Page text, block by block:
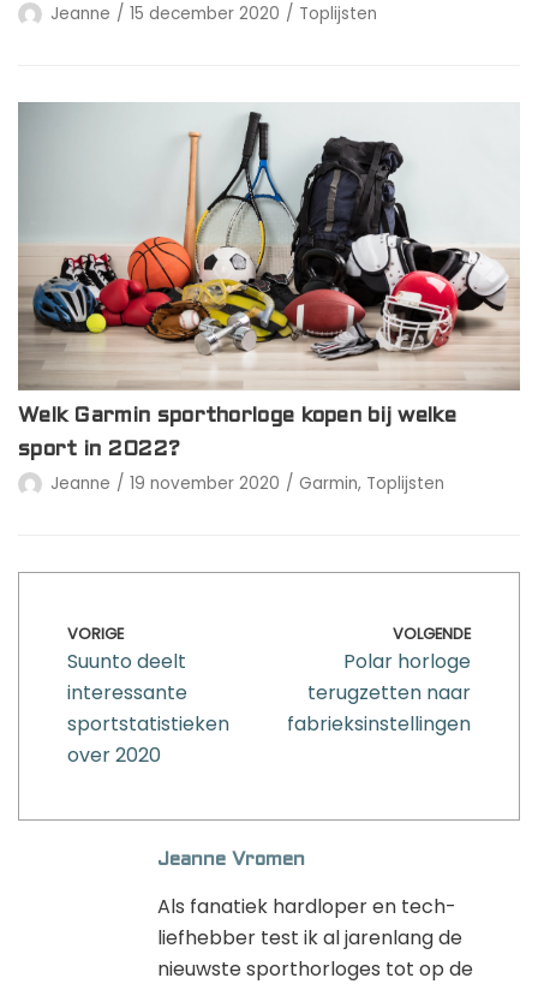
Jeanne 15 december 2020 Toplijsten
Welk Garmin sporthorloge kopen bij welke
sport in 2022?
Jeanne 19 november 2020 Garmin, Toplijsten
VORIGE
Suunto deelt
interessante
sportstatistieken
over 2020
VOLGENDE
Polar horloge
terugzetten naar
fabrieksinstellingen
Jeanne Vromen
Als fanatiek hardloper en tech-
liefhebber test ik al jarenlang de
nieuwste sporthorloges tot op de